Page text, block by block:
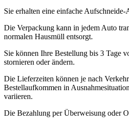
Sie erhalten eine einfache Aufschneide-
Die Verpackung kann in jedem Auto
normalen Hausmüll entsorgt.
Sie können Ihre Bestellung bis 3 Tage
stornieren oder ändern.
Die Lieferzeiten können je nach
Bestellaufkommen in
variieren.
Die Bezahlung per Überweisung oder